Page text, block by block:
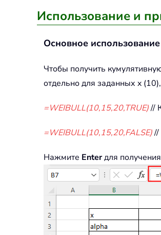
Использование и
Основное использование
Чтобы получить
отдельно для заданных x
=WEIBULL(10,15,20,TRUE)//
=WEIBULL(10,15,20,FALSE)//
Нажмите Enterдля